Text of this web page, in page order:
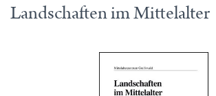
Landschaften im Mittelalter